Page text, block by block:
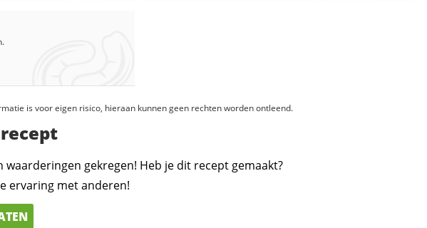
is voor eigen risico, hieraan kunnen geen rechten worden ontleend.
waarderingen gekregen! Heb je dit recept gemaakt?
ervaring met anderen!